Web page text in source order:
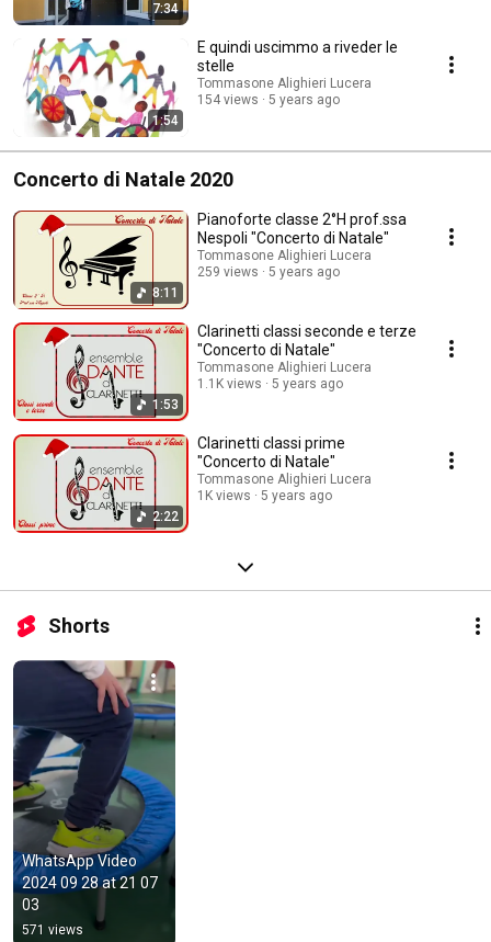
7:34
1:54
E quindi uscimmo a riveder le
stelle
Tommasone Alighieri Lucera
154 views
5 years ago
Concerto di Natale 2020
8:11
Pianoforte classe 2°H prof.ssa
Nespoli "Concerto di Natale"
Tommasone Alighieri Lucera
259 views
5 years ago
1:53
Clarinetti classi seconde e terze
"Concerto di Natale"
Tommasone Alighieri Lucera
1.1K views
5 years ago
2:22
Clarinetti classi prime
"Concerto di Natale"
Tommasone Alighieri Lucera
1K views
5 years ago
Shorts
WhatsApp Video
2024 09 28 at 21 07
03
571 views